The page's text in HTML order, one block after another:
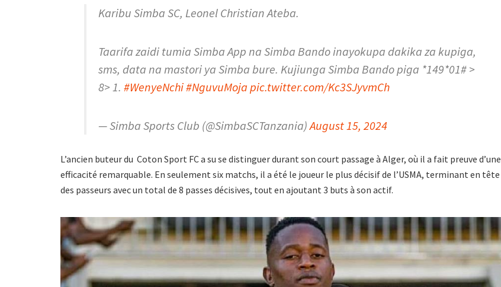
Karibu Simba SC, Leonel Christian Ateba.
Taarifa zaidi tumia Simba App na Simba Bando inayokupa dakika za kupiga,
sms, data na mastori ya Simba bure. Kujiunga Simba Bando piga *149*01# >
8> 1. #WenyeNchi#NguvuMoja pic.twitter.com/Kc3SJyvmCh
— Simba Sports Club (@SimbaSCTanzania)August 15, 2024
L’ancien buteur du Coton Sport FC a su se distinguer durant son court passage à Alger, où il a fait preuve d’une
efficacité remarquable. En seulement six matchs, il a été le joueur le plus décisif de l’USMA, terminant en tête
des passeurs avec un total de 8 passes décisives, tout en ajoutant 3 buts à son actif.